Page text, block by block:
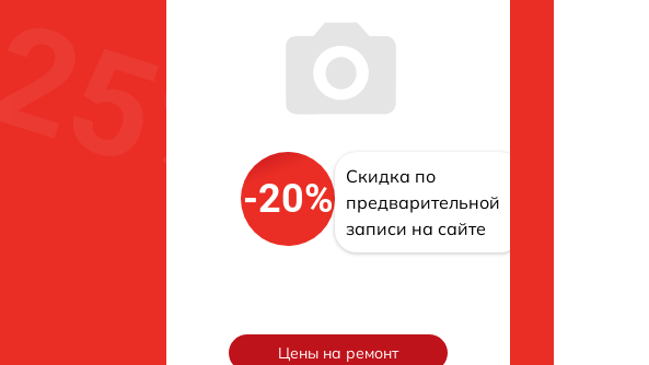
-20%
Скидка по
предварительной
записи на сайте
Цены на ремонт